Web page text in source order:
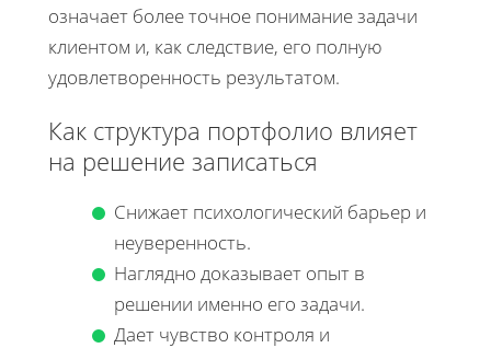
означает более точное понимание задачи
клиентом и, как следствие, его полную
удовлетворенность результатом.
Как структура портфолио влияет
на решение записаться
Снижает психологический барьер и
неуверенность.
Наглядно доказывает опыт в
решении именно его задачи.
Дает чувство контроля и